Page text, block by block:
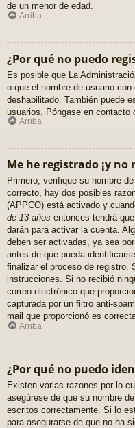
de un menor de edad.
Arriba
¿Por qué no puedo
Es posible que La
o que el nombre de usuario
deshabilitado. También puede
usuarios. Póngase en contacto
Arriba
Me he registrado ¡y
Primero, verifique su nombre
correcto, hay dos posibles
(APPCO) está activado y
de 13 años entonces tendrá
darán para activar la cuenta.
deben ser activadas, ya sea
antes de que pueda
finalizar el proceso de registro.
instrucciones. Si no recibió
correo electrónico que
capturada por un filtro anti-
mail que proporcionó es
Arriba
¿Por qué no puedo
Existen varias razones por lo
asegúrese de que su nombre
escritos correctamente. Si lo
para asegurarse de que no ha